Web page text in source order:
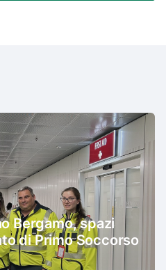
Bergamo, spazi
di Primo Soccorso